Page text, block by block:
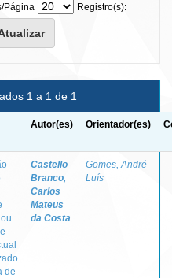
Página
Registro(s):
1 a 1 de 1
Autor(es) Orientador(es)
de
Castello
Branco,
Carlos
Mateus
da Costa
Gomes, André
Luís
-